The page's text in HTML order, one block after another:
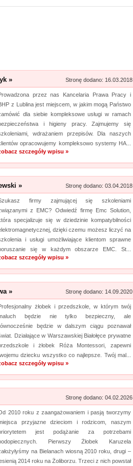
Promuj stronę w okienku!
strony w katalogu!
Data dodania: 07.07.2026
Zobacz szczegóły wpisu »
Promuj stronę w okienku!
strony w katalogu!
Data dodania: 16.07.2026
Zobacz szczegóły wpisu »
strony w katalogu!
Zobacz szczegóły wpisu »
Promuj stronę w okienku!
» Stronę dodano: 16.03.2018
przez nas Kancelaria Prawa Pracy i
z Lublina jest miejscem, w jakim mogą Państwo
dla siebie kompleksowe usługi w ramach
i higieny pracy. Zajmujemy się
wdrażaniem przepisów. Dla naszych
opracowujemy kompleksowo systemy HA...
szczegóły wpisu »
» Stronę dodano: 03.04.2018
firmy zajmującej się szkoleniami
z EMC? Odwiedź firmę Emc Solution,
specjalizuje się w dziedzinie kompatybilności
dzięki czemu możesz liczyć na
i usługi umożliwiające klientom sprawne
się w każdym obszarze EMC. St...
szczegóły wpisu »
» Stronę dodano: 14.09.2020
żłobek i przedszkole, w którym twój
będzie nie tylko bezpieczny, ale
będzie w dalszym ciągu poznawał
Działające w Warszawskiej Białołęce prywatne
i żłobek Róża Montessori, zapewni
dziecku wszystko co najlepsze. Twój mal...
szczegóły wpisu »
Stronę dodano: 04.02.2026
2010 roku z zaangażowaniem i pasją tworzymy
przyjazne dzieciom i rodzicom, naszym
jest podążanie za potrzebami
Pierwszy Żłobek Karuzela
na Bielanach wiosną 2010 roku, drugi –
2014 roku na Żoliborzu. Trzeci z nich powstał